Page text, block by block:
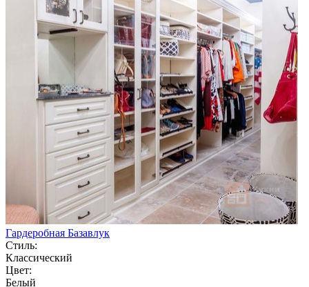
Гардеробная Базавлук
Стиль:
Классический
Цвет:
Белый